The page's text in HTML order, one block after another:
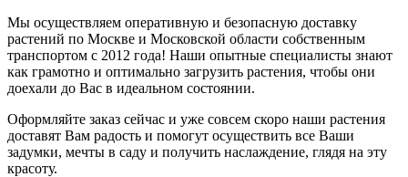
Мы осуществляем оперативную и безопасную доставку
растений по Москве и Московской области собственным
транспортом с 2012 года! Наши опытные специалисты знают
как грамотно и оптимально загрузить растения, чтобы они
доехали до Вас в идеальном состоянии.
Оформляйте заказ сейчас и уже совсем скоро наши растения
доставят Вам радость и помогут осуществить все Ваши
задумки, мечты в саду и получить наслаждение, глядя на эту
красоту.